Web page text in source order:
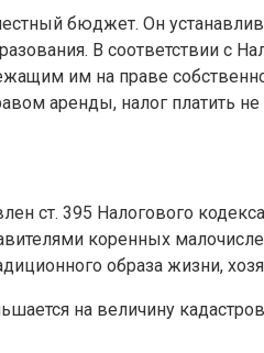
бюджет. Он
В соответствии
им на праве
аренды, налог платить не
ст. 395 Налогового
коренных
образа жизни,
на величину